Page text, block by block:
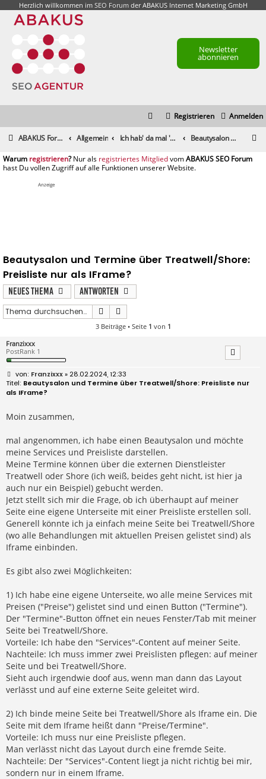
Herzlich willkommen im SEO Forumder ABAKUS Internet Marketing GmbH
Newsletter
abonnieren
Anmelden
Registrieren
ABAKUS Foren-Übersicht Allgemein Ich hab' da mal 'ne Frage Beautysalon und Termine über Treatwell/Shore: Preisliste nur als IFrame?
registrieren registriertes Mitglied
Anzeige
Beautysalon und Termine über Treatwell/Shore:
Preisliste nur als IFrame?
Neues Thema
Antworten
Suche
3 Beiträge • Seite 1 von 1
Franzixxx
PostRank 1
B
e
i
t
a
g
Franzixxx» 28.02.2024, 12:33
Beautysalon und Termine über Treatwell/Shore: Preisliste nur
als IFrame?
Moin zusammen,
mal angenommen, ich habe einen Beautysalon und möchte
meine Services und Preisliste darstellen.
Meine Termine können über die externen Dienstleister
Treatwell oder Shore (ich weiß, beides geht nicht, ist hier ja
auch nur ein Beispiel) gebucht werden.
Jetzt stellt sich mir die Frage, ob ich überhaupt auf meiner
Seite eine eigene Unterseite mit einer Preisliste erstellen soll.
Generell könnte ich ja einfach meine Seite bei Treatwell/Shore
(wo alle Behandlungen mit aktuellen Preisen gelistet sind) als
Iframe einbinden.
Es gibt also zwei Möglichkeiten:
1) Ich habe eine eigene Unterseite, wo alle meine Services mit
Preisen ("Preise") gelistet sind und einen Button ("Termine").
Der "Termine"-Button öffnet ein neues Fenster/Tab mit meiner
Seite bei Treatwell/Shore.
Vorteile: Ich habe den "Services"-Content auf meiner Seite.
Nachteile: Ich muss immer zwei Preislisten pflegen: auf meiner
Seite und bei Treatwell/Shore.
Sieht auch irgendwie doof aus, wenn man dann das Layout
verlässt und auf eine externe Seite geleitet wird.
2) Ich binde meine Seite bei Treatwell/Shore als Iframe ein. Die
Seite mit dem Iframe heißt dann "Preise/Termine".
Vorteile: Ich muss nur eine Preisliste pflegen.
Man verlässt nicht das Layout durch eine fremde Seite.
Nachteile: Der "Services"-Content liegt ja nicht richtig bei mir,
sondern nur in einem Iframe.